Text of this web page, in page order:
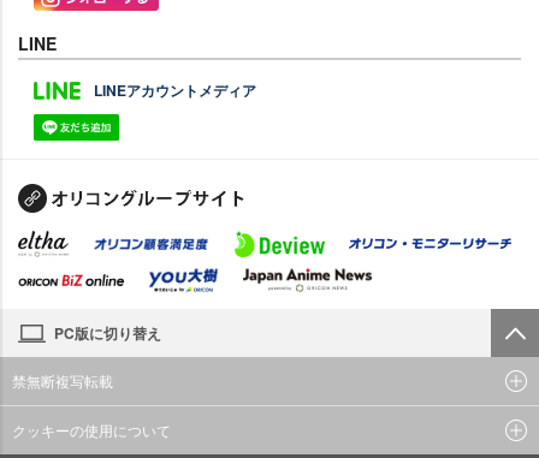
LINE
LINEアカウントメディア
PC版に切り替え
禁無断複写転載
クッキーの使用について